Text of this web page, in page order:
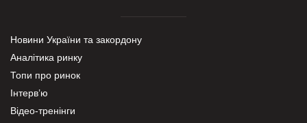
Новини України та закордону
Аналітика ринку
Топи про ринок
Інтерв’ю
Відео-тренінги